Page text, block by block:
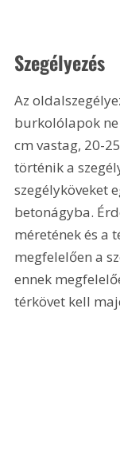
Szegélyezés
Az
burkolólapok
cm vastag, 20-
történik a
szegélyköveket
betonágyba.
méretének és a
megfelelően a
ennek
térkövet kell